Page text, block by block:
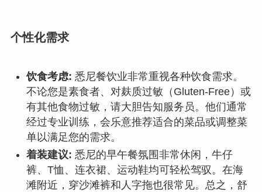
个性化需求
饮食考虑: 悉尼餐饮业非常重视各种饮食需求。
不论您是素食者、对麸质过敏（Gluten-Free）或
有其他食物过敏，请大胆告知服务员。他们通常
经过专业训练，会乐意推荐适合的菜品或调整菜
单以满足您的需求。
着装建议: 悉尼的早午餐氛围非常休闲，牛仔
裤、T恤、连衣裙、运动鞋均可轻松驾驭。在海
滩附近，穿沙滩裤和人字拖也很常见。总之，舒